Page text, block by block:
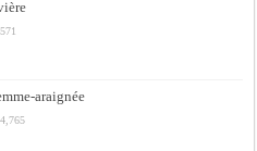
araignée
4,765